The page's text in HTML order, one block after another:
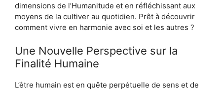
dimensions de l’Humanitude et en réfléchissant aux
moyens de la cultiver au quotidien. Prêt à découvrir
comment vivre en harmonie avec soi et les autres ?
Une Nouvelle Perspective sur la
Finalité Humaine
L’être humain est en quête perpétuelle de sens et de